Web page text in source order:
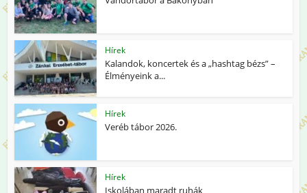
Hírek
Kalandok, koncertek és a „hashtag bézs” –
Élményeink a...
Hírek
Veréb tábor 2026.
Hírek
Iskolában maradt ruhák